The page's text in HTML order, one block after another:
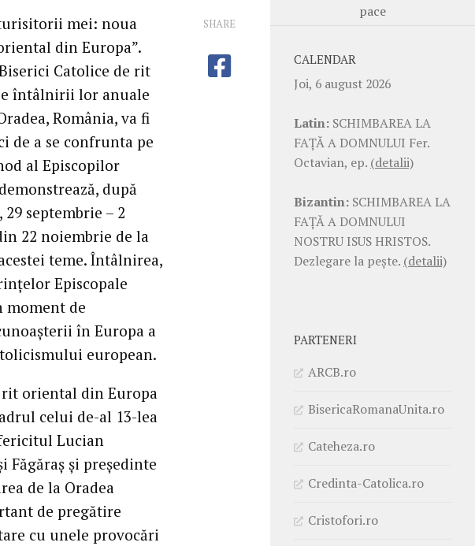
mei: noua
din Europa”.
Catolice de rit
întâlnirii lor anuale
România, va fi
de a se confrunta pe
al Episcopilor
după
septembrie – 2
22 noiembrie de la
teme. Întâlnirea,
Episcopale
moment de
în Europa a
european.
rit oriental din Europa
celui de-al 13-lea
Lucian
Făgăraş şi preşedinte
de la Oradea
de pregătire
cu unele provocări
SHARE
pace
CALENDAR
Joi, 6 august 2026
Latin: SCHIMBAREA LA
FAŢĂ A DOMNULUI Fer.
Octavian, ep. (detalii)
Bizantin: SCHIMBAREA LA
FAŢĂ A DOMNULUI
NOSTRU ISUS HRISTOS.
Dezlegare la pește. (detalii)
PARTENERI
ARCB.ro
BisericaRomanaUnita.ro
Cateheza.ro
Credinta-Catolica.ro
Cristofori.ro